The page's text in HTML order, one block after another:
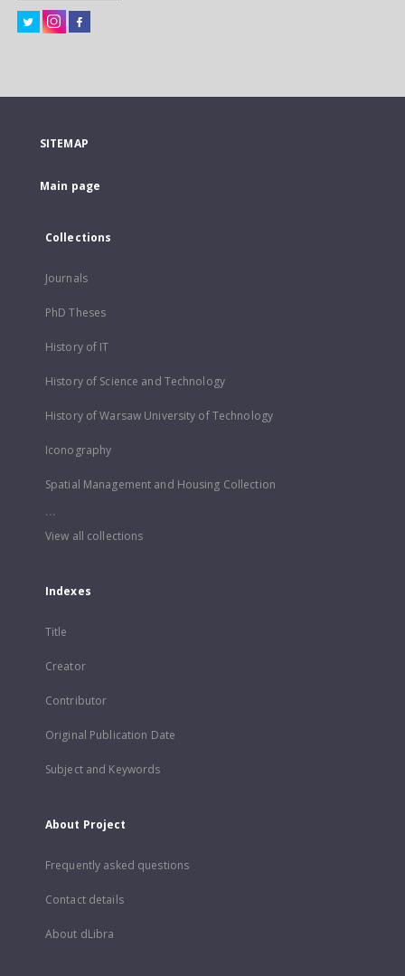
SITEMAP
Main page
Collections
Journals
PhD Theses
History of IT
History of Science and Technology
History of Warsaw University of Technology
Iconography
Spatial Management and Housing Collection
...
View all collections
Indexes
Title
Creator
Contributor
Original Publication Date
Subject and Keywords
About Project
Frequently asked questions
Contact details
About dLibra